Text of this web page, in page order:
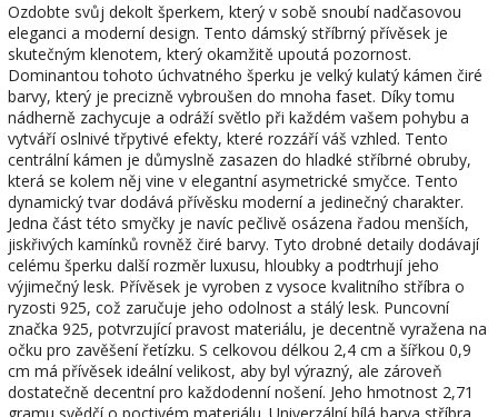
Ozdobte svůj dekolt šperkem, který v sobě snoubí nadčasovou
eleganci a moderní design. Tento dámský stříbrný přívěsek je
skutečným klenotem, který okamžitě upoutá pozornost.
Dominantou tohoto úchvatného šperku je velký kulatý kámen čiré
barvy, který je precizně vybroušen do mnoha faset. Díky tomu
nádherně zachycuje a odráží světlo při každém vašem pohybu a
vytváří oslnivé třpytivé efekty, které rozzáří váš vzhled. Tento
centrální kámen je důmyslně zasazen do hladké stříbrné obruby,
která se kolem něj vine v elegantní asymetrické smyčce. Tento
dynamický tvar dodává přívěsku moderní a jedinečný charakter.
Jedna část této smyčky je navíc pečlivě osázena řadou menších,
jiskřivých kamínků rovněž čiré barvy. Tyto drobné detaily dodávají
celému šperku další rozměr luxusu, hloubky a podtrhují jeho
výjimečný lesk. Přívěsek je vyroben z vysoce kvalitního stříbra o
ryzosti 925, což zaručuje jeho odolnost a stálý lesk. Puncovní
značka 925, potvrzující pravost materiálu, je decentně vyražena na
očku pro zavěšení řetízku. S celkovou délkou 2,4 cm a šířkou 0,9
cm má přívěsek ideální velikost, aby byl výrazný, ale zároveň
dostatečně decentní pro každodenní nošení. Jeho hmotnost 2,71